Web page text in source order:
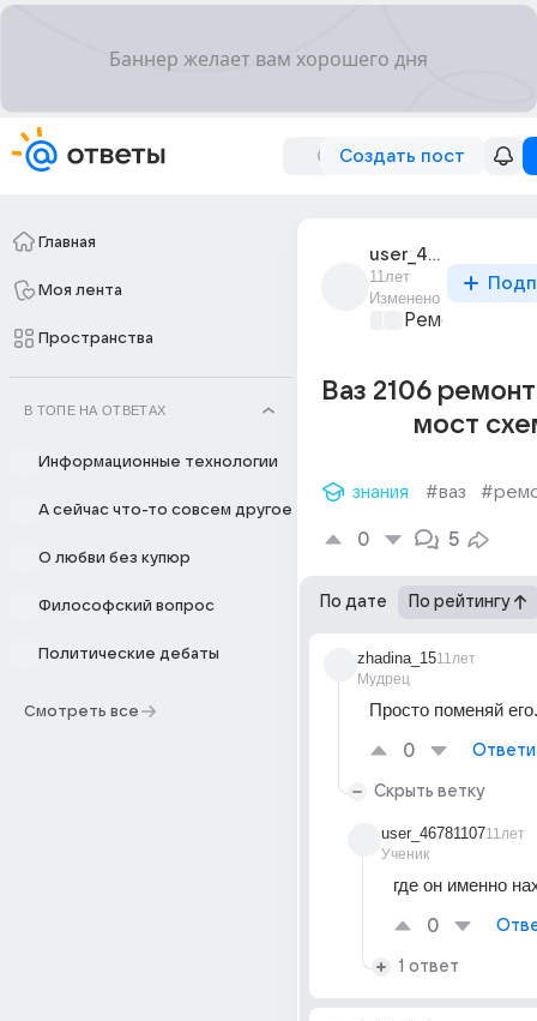
Создать пост
Главная
Моя лента
Пространства
В ТОПЕ НА ОТВЕТАХ
Информационные технологии
А сейчас что-то совсем другое
О любви без купюр
Философский вопрос
Политические дебаты
Смотреть все
user_46781107
11лет
Изменено
Ремонт и
Ваз 2106
мост
знания #ваз
0 5
По дате По рейтингу
zhadina_15
Мудрец
11лет
Просто поменяй его.
0
Скрыть ветку
user_46781107
Ученик
11лет
где он именно
0
1 ответ